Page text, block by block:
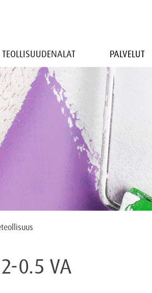
PALVELUT
0.5 VA